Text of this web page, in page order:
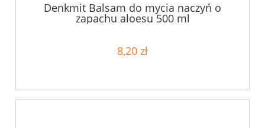
Denkmit Balsam do mycia naczyń o
zapachu aloesu 500 ml
8,20 zł